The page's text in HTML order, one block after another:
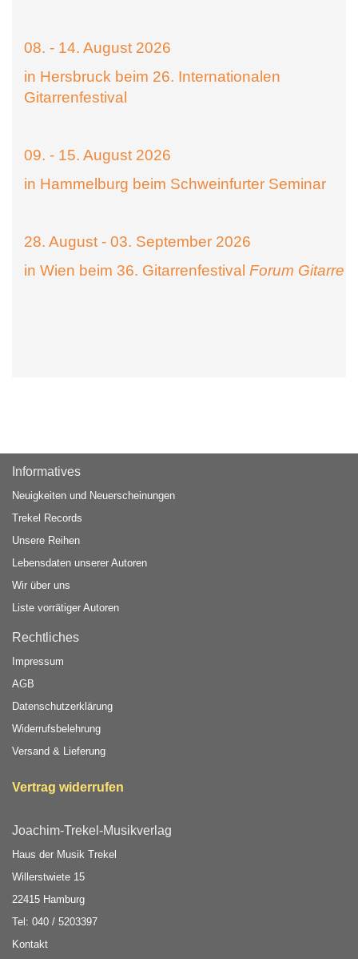
08. - 14. August 2026
in Hersbruck beim 26. Internationalen
Gitarrenfestival
09. - 15. August 2026
in Hammelburg beim Schweinfurter Seminar
28. August - 03. September 2026
in Wien beim 36. Gitarrenfestival Forum Gitarre
Informatives
Neuigkeiten und Neuerscheinungen
Trekel Records
Unsere Reihen
Lebensdaten unserer Autoren
Wir über uns
Liste vorrätiger Autoren
Rechtliches
Impressum
AGB
Datenschutzerklärung
Widerrufsbelehrung
Versand & Lieferung
Vertrag widerrufen
Joachim-Trekel-Musikverlag
Haus der Musik Trekel
Willerstwiete 15
22415 Hamburg
Tel: 040 / 5203397
Kontakt